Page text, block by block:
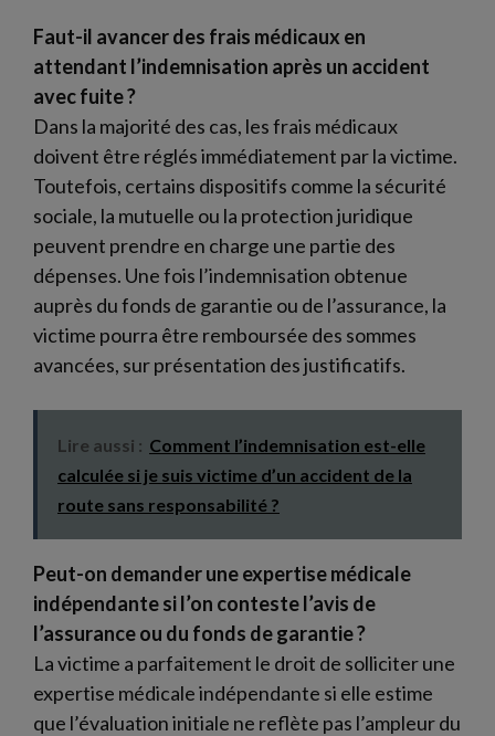
Faut-il avancer des frais médicaux en
attendant l’indemnisation après un accident
avec fuite ?
Dans la majorité des cas, les frais médicaux
doivent être réglés immédiatement par la victime.
Toutefois, certains dispositifs comme la sécurité
sociale, la mutuelle ou la protection juridique
peuvent prendre en charge une partie des
dépenses. Une fois l’indemnisation obtenue
auprès du fonds de garantie ou de l’assurance, la
victime pourra être remboursée des sommes
avancées, sur présentation des justificatifs.
Lire aussi : Comment l’indemnisation est-elle
calculée si je suis victime d’un accident de la
route sans responsabilité ?
Peut-on demander une expertise médicale
indépendante si l’on conteste l’avis de
l’assurance ou du fonds de garantie ?
La victime a parfaitement le droit de solliciter une
expertise médicale indépendante si elle estime
que l’évaluation initiale ne reflète pas l’ampleur du